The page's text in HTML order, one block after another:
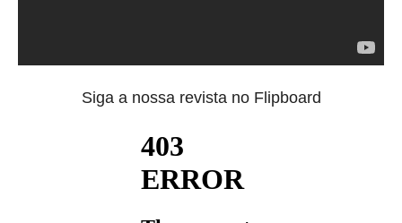
Siga a nossa revista no Flipboard